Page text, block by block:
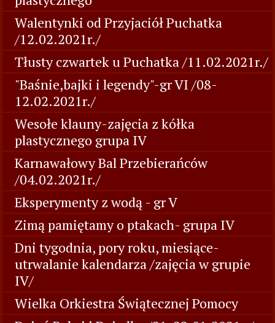
Walentynki od Przyjaciół Puchatka
/12.02.2021r./
Tłusty czwartek u Puchatka /11.02.2021r./
"Baśnie,bajki i legendy"-gr VI /08-
12.02.2021r./
Wesołe klauny-zajęcia z kółka
plastycznego grupa IV
Karnawałowy Bal Przebierańców
/04.02.2021r./
Eksperymenty z wodą - gr V
Zimą pamiętamy o ptakach- grupa IV
Dni tygodnia, pory roku, miesiące-
utrwalanie kalendarza /zajęcia w grupie
IV/
Wielka Orkiestra Świątecznej Pomocy